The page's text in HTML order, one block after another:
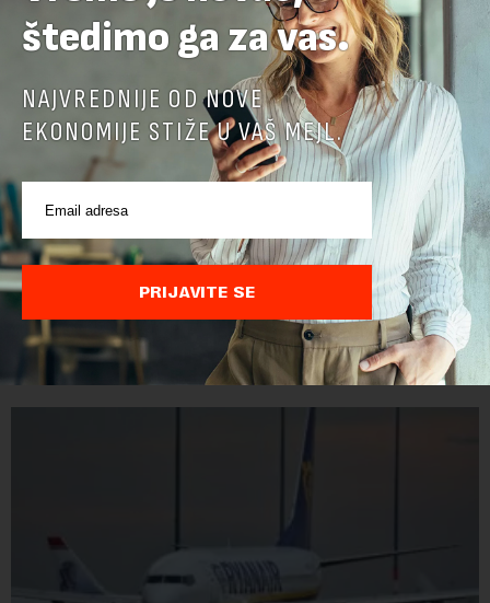
Objavljene nove cene goriva: Poskupeo dizel
U narednih sedam dana cena evrodizela biće viša za jedan
dinar, dok cena benzina ostaje nepromenjena.Tako će evrodizel
koštati 227 dinara po litru. Cena benzina, kao i dosad, biće 202
dinara po litru. ...
štedimo ga za vas.
NAJVREDNIJE OD NOVE
EKONOMIJE STIŽE U VAŠ MEJL.
PRIJAVITE SE